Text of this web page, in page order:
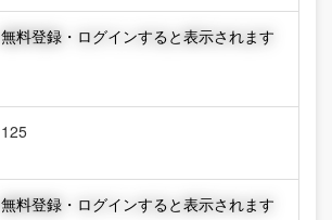
無料登録・ログインすると表示されます
125
無料登録・ログインすると表示されます